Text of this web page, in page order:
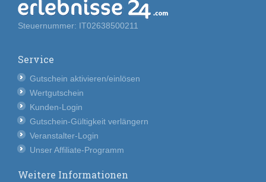
Steuernummer: IT02638500211
Service
Gutschein aktivieren/einlösen
Wertgutschein
Kunden-Login
Gutschein-Gültigkeit verlängern
Veranstalter-Login
Unser Affiliate-Programm
Weitere Informationen